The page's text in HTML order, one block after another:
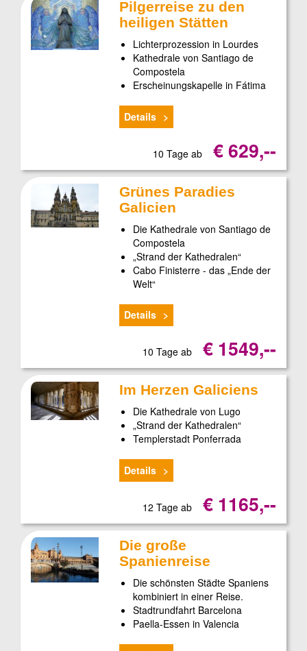
Pilgerreise zu den
heiligen Stätten
Lichterprozession in Lourdes
Kathedrale von Santiago de
Compostela
Erscheinungskapelle in Fátima
Details
10 Tage ab € 629,--
Grünes Paradies
Galicien
Die Kathedrale von Santiago de
Compostela
„Strand der Kathedralen“
Cabo Finisterre - das „Ende der
Welt“
Details
10 Tage ab € 1549,--
Im Herzen Galiciens
Die Kathedrale von Lugo
„Strand der Kathedralen“
Templerstadt Ponferrada
Details
12 Tage ab € 1165,--
Die große
Spanienreise
Die schönsten Städte Spaniens
kombiniert in einer Reise.
Stadtrundfahrt Barcelona
Paella-Essen in Valencia